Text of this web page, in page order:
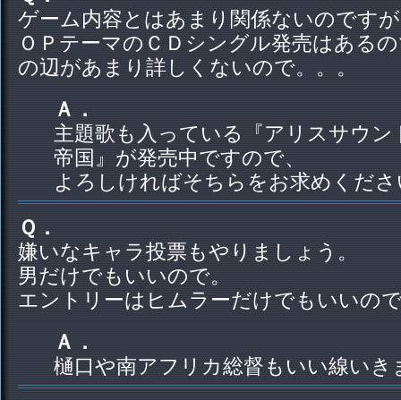
ゲーム内容とはあまり関係ないのですが
ＯＰテーマのＣＤシングル発売はある
の辺があまり詳しくないので。。。
Ａ．
主題歌も入っている
『アリスサウ
帝国』 が発売中ですので、
よろしければそちらをお求めくださ
Ｑ．
嫌いなキャラ投票もやりましょう。
男だけでもいいので。
エントリーはヒムラーだけでもいいの
Ａ．
樋口や南アフリカ総督もいい線いき